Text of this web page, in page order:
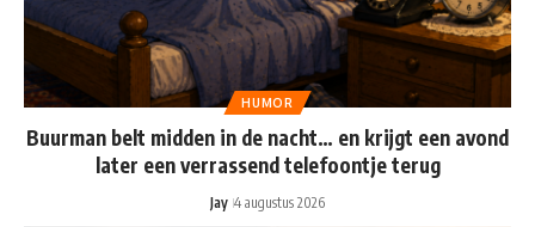
HUMOR
Buurman belt midden in de nacht… en krijgt een avond
later een verrassend telefoontje terug
Jay 4 augustus 2026